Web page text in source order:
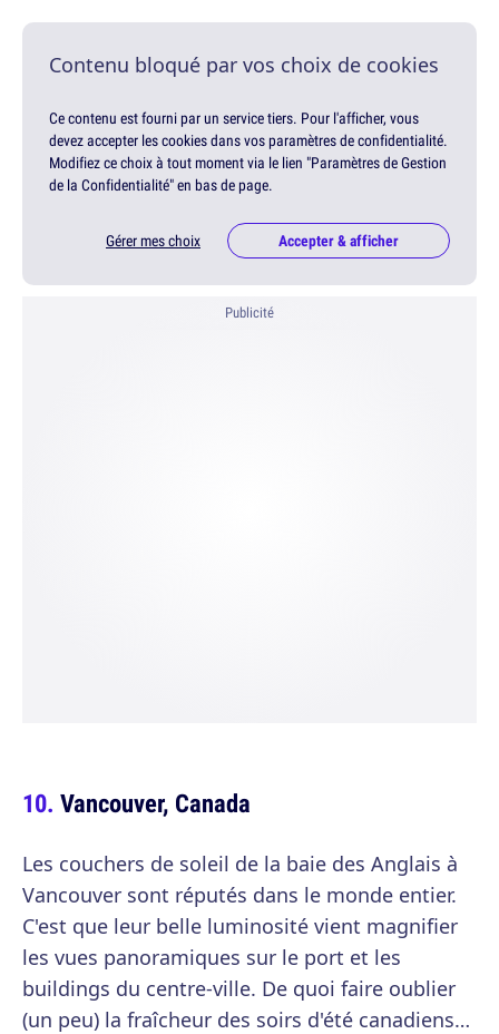
Contenu bloqué par vos choix de cookies
Ce contenu est fourni par un service tiers. Pour l'afficher, vous
devez accepter les cookies dans vos paramètres de confidentialité.
Modifiez ce choix à tout moment via le lien "Paramètres de Gestion
de la Confidentialité" en bas de page.
Gérer mes choix Accepter & afficher
Publicité
Vancouver, Canada
Les couchers de soleil de la baie des Anglais à
Vancouver sont réputés dans le monde entier.
C'est que leur belle luminosité vient magnifier
les vues panoramiques sur le port et les
buildings du centre-ville. De quoi faire oublier
(un peu) la fraîcheur des soirs d'été canadiens…